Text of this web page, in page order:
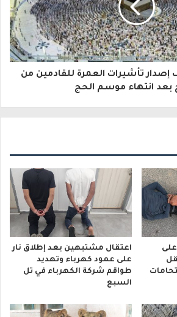
تأشيرات العمرة للقادمين من
بعد انتهاء موسم الحج
على
اعتقال مشتبهين بعد إطلاق نار
على عمود كهرباء وتهديد
طواقم شركة الكهرباء في تل
السبع